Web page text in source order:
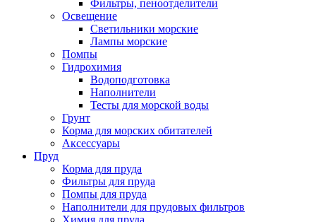
Фильтры, пеноотделители
Освещение
Светильники морские
Лампы морские
Помпы
Гидрохимия
Водоподготовка
Наполнители
Тесты для морской воды
Грунт
Корма для морских обитателей
Аксессуары
Пруд
Корма для пруда
Фильтры для пруда
Помпы для пруда
Наполнители для прудовых фильтров
Химия для пруда